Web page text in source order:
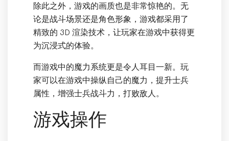
除此之外，游戏的画质也是非常惊艳的。无
论是战斗场景还是角色形象，游戏都采用了
精致的 3D 渲染技术，让玩家在游戏中获得更
为沉浸式的体验。
而游戏中的魔力系统更是令人耳目一新。玩
家可以在游戏中操纵自己的魔力，提升士兵
属性，增强士兵战斗力，打败敌人。
游戏操作